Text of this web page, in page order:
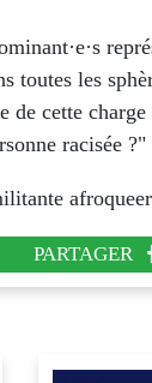
toutes les
de cette
racisée ?"
PARTAGER